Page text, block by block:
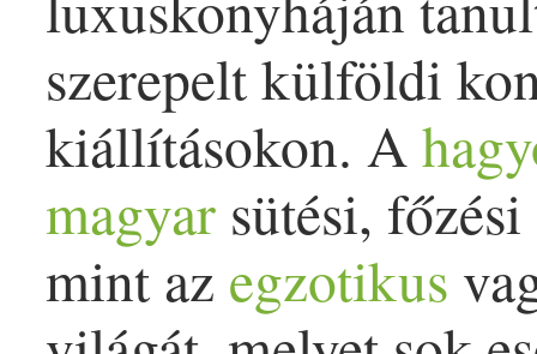
szerepelt külföldi
kiállításokon. A
magyar sütési,
mint az egzotikus